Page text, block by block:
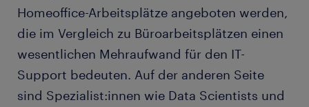
Homeoffice-Arbeitsplätze angeboten werden,
die im Vergleich zu Büroarbeitsplätzen einen
wesentlichen Mehraufwand für den IT-
Support bedeuten. Auf der anderen Seite
sind Spezialist:innen wie Data Scientists und